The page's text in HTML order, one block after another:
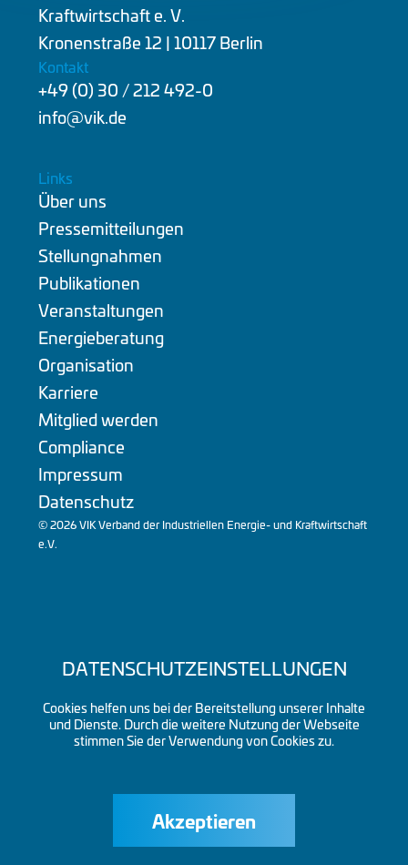
Kraftwirtschaft e. V.
Kronenstraße 12 | 10117 Berlin
Kontakt
+49 (0) 30 / 212 492-0
info@vik.de
Links
Über uns
Pressemitteilungen
Stellungnahmen
Publikationen
Veranstaltungen
Energieberatung
Organisation
Karriere
Mitglied werden
Compliance
Impressum
Datenschutz
© 2026 VIK Verband der Industriellen Energie- und Kraftwirtschaft
e.V.
DATENSCHUTZEINSTELLUNGEN
Cookies helfen uns bei der Bereitstellung unserer Inhalte
und Dienste. Durch die weitere Nutzung der Webseite
stimmen Sie der Verwendung von Cookies zu.
Akzeptieren